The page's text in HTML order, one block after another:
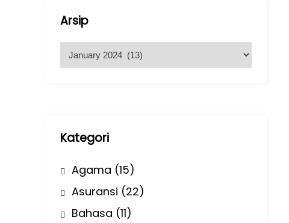
Arsip
r
Kategori
Agama (15)
Asuransi (22)
Bahasa (11)